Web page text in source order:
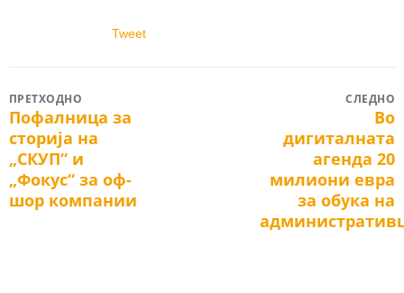
Tweet
Post
navigation
ПРЕТХОДНО
Previous
post:
Пофалница за
сторија на
„СКУП“ и
„Фокус“ за оф-
шор компании
СЛЕДНО
post:
Во
дигиталната
агенда 20
милиони евра
за обука на